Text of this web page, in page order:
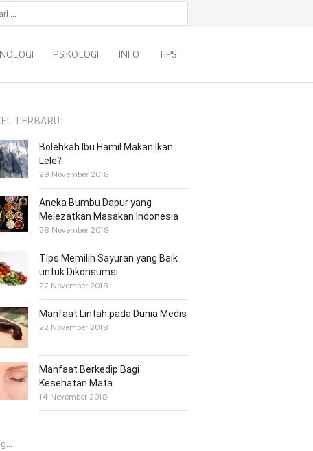
PSIKOLOGI INFO TIPS
TERBARU:
Bolehkah Ibu Hamil Makan Ikan
Lele?
29 November 2018
Aneka Bumbu Dapur yang
Melezatkan Masakan Indonesia
28 November 2018
Tips Memilih Sayuran yang Baik
untuk Dikonsumsi
27 November 2018
Manfaat Lintah pada Dunia Medis
22 November 2018
Manfaat Berkedip Bagi
Kesehatan Mata
14 November 2018